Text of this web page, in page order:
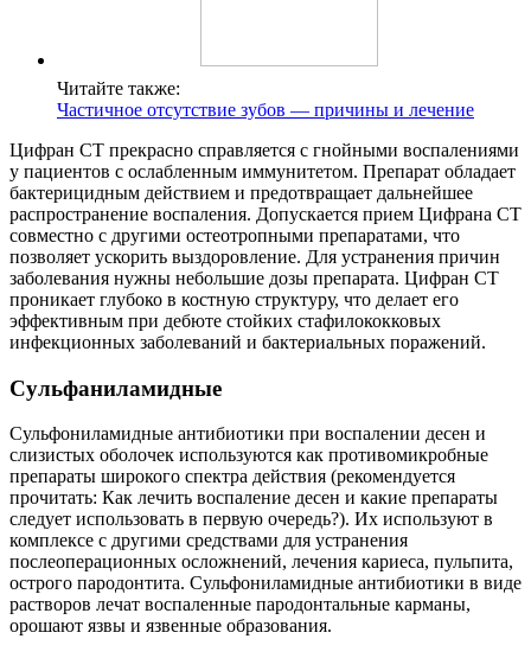
Читайте также:
Частичное отсутствие зубов — причины и лечение
Цифран СТ прекрасно справляется с гнойными воспалениями
у пациентов с ослабленным иммунитетом. Препарат обладает
бактерицидным действием и предотвращает дальнейшее
распространение воспаления. Допускается прием Цифрана СТ
совместно с другими остеотропными препаратами, что
позволяет ускорить выздоровление. Для устранения причин
заболевания нужны небольшие дозы препарата. Цифран СТ
проникает глубоко в костную структуру, что делает его
эффективным при дебюте стойких стафилококковых
инфекционных заболеваний и бактериальных поражений.
Сульфаниламидные
Сульфониламидные антибиотики при воспалении десен и
слизистых оболочек используются как противомикробные
препараты широкого спектра действия (рекомендуется
прочитать: Как лечить воспаление десен и какие препараты
следует использовать в первую очередь?). Их используют в
комплексе с другими средствами для устранения
послеоперационных осложнений, лечения кариеса, пульпита,
острого пародонтита. Сульфониламидные антибиотики в виде
растворов лечат воспаленные пародонтальные карманы,
орошают язвы и язвенные образования.